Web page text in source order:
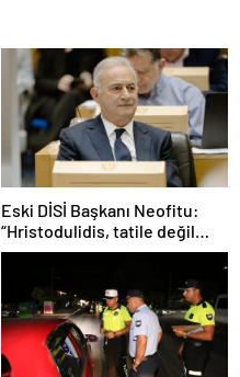
Eski DİSİ Başkanı Neofitu:
“Hristodulidis, tatile değil
Kıbrıs sorununa odaklansın”